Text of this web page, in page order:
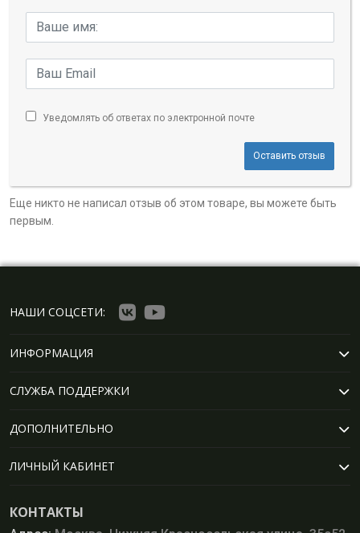
Уведомлять об ответах по электронной почте
Оставить отзыв
Еще никто не написал отзыв об этом товаре, вы можете быть
первым.
НАШИ СОЦСЕТИ:
ИНФОРМАЦИЯ
СЛУЖБА ПОДДЕРЖКИ
ДОПОЛНИТЕЛЬНО
ЛИЧНЫЙ КАБИНЕТ
КОНТАКТЫ